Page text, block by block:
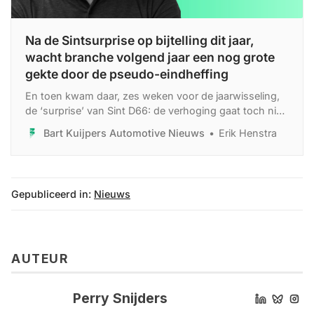
Na de Sintsurprise op bijtelling dit jaar,
wacht branche volgend jaar een nog grote
gekte door de pseudo-eindheffing
En toen kwam daar, zes weken voor de jaarwisseling,
de ‘surprise’ van Sint D66: de verhoging gaat toch niet
zo hard door. Geen forse stap, maar 1 procent erbij —
volgend jaar 2 procent.
Bart Kuijpers Automotive Nieuws Erik Henstra
Gepubliceerd in: Nieuws
AUTEUR
Perry Snijders